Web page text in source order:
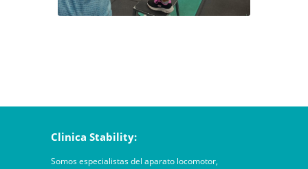
Clinica Stability:
Somos especialistas del aparato locomotor,